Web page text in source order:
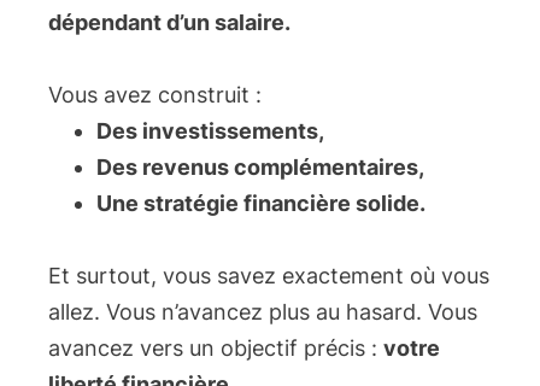
dépendant d’un salaire.
Vous avez construit :
Des investissements,
Des revenus complémentaires,
Une stratégie financière solide.
Et surtout, vous savez exactement où vous
allez. Vous n’avancez plus au hasard. Vous
avancez vers un objectif précis : votre